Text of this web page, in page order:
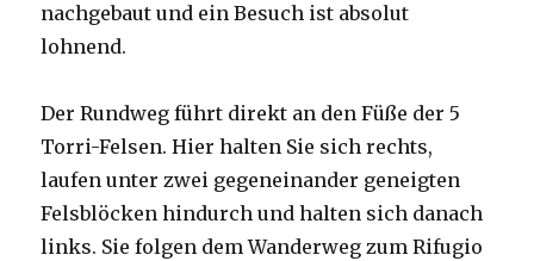
nachgebaut und ein Besuch ist absolut
lohnend.
Der Rundweg führt direkt an den Füße der 5
Torri-Felsen. Hier halten Sie sich rechts,
laufen unter zwei gegeneinander geneigten
Felsblöcken hindurch und halten sich danach
links. Sie folgen dem Wanderweg zum Rifugio